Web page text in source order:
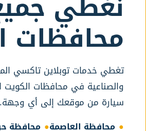
محافظات
تغطي خدمات توبلاين تاكسي
والصناعية في محافظات
سيارة من موقعك إلى أي وجهة.
محافظة العاصمة محافظة